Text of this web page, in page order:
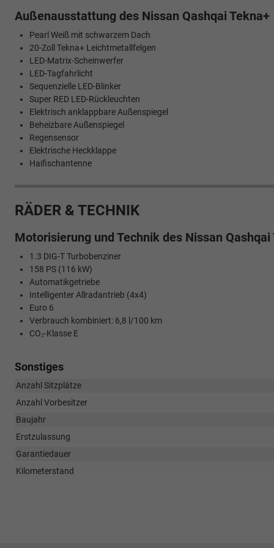
Außenausstattung des Nissan Qashqai Tekna+
Pearl Weiß mit schwarzem Dach
20-Zoll Tekna+ Leichtmetallfelgen
LED-Matrix-Scheinwerfer
LED-Tagfahrlicht
Sequenzielle LED-Blinker
Super RED LED-Rückleuchten
Elektrisch anklappbare Außenspiegel
Beheizbare Außenspiegel
Regensensor
Elektrische Heckklappe
Haifischantenne
RÄDER & TECHNIK
Motorisierung und Technik des Nissan Qashqai
1.3 DIG-T Turbobenziner
158 PS (116 kW)
Automatikgetriebe
Intelligenter Allradantrieb (4x4)
Euro 6
Verbrauch kombiniert: 6,8 l/100 km
CO₂-Klasse E
Sonstiges
Anzahl Sitzplätze
Anzahl Vorbesitzer
Baujahr
Erstzulassung
Garantiedauer
Kilometerstand